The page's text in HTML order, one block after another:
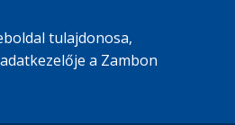
tulajdonosa,
a Zambon